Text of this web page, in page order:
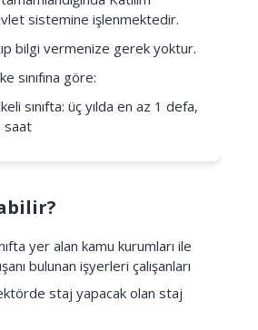
sistemine işlenmektedir.
bilgi vermenize gerek yoktur.
sınıfına göre:
sınıfta: üç yılda en az 1 defa,
saat
yer alan kamu kurumları ile
bulunan işyerleri çalışanları
staj yapacak olan staj